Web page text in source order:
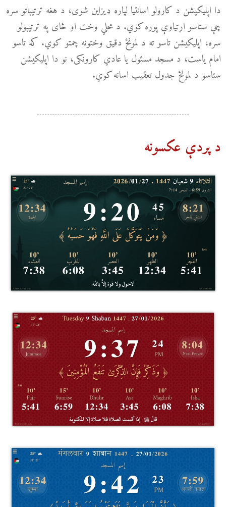
دا اپلیکیشن د کارولو اسانتیا لپاره ډیزاین شوی، د هغه ترتیباتو سره
چې ستاسو اړتیاوې پوره کوي. د محلي وخت او ځای په ترتیبولو
سره، اپلیکیشن تاسو ته د لمونځ دقیق وختونه چمتو کوي. که تاسو
امام یاست، د مسجد مسئول یا عادي کارونکی، نو دا اپلیکیشن
ستاسو د لمونځ جدول تعقیب اسانه کوي.
د پردې عکسونه